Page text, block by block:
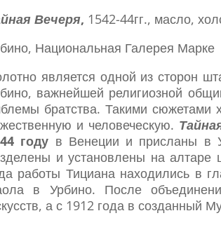
Вечеря, 1542-44гг., масло,
Национальная Галерея Марке
является одной из сторон
важнейшей религиозной
братства. Такими сюжетами
и человеческую.
году в Венеции и присланы в
и установлены на
работы Тициана находились в
в Урбино. После
а с 1912 года в созданный